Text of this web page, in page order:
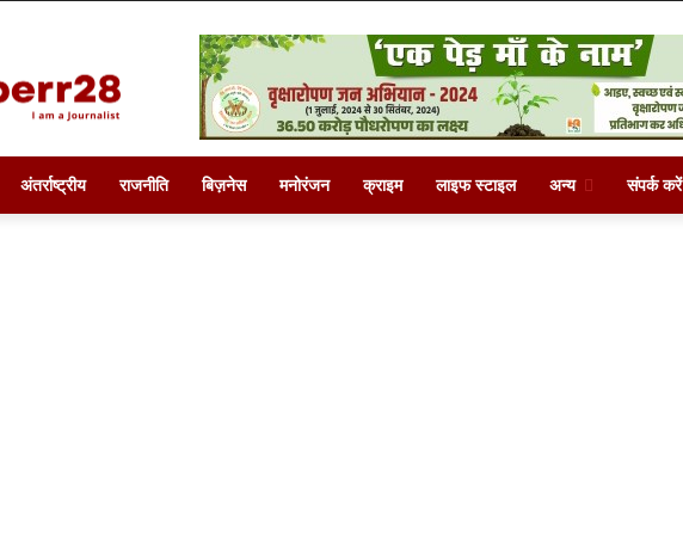
अंतर्राष्ट्रीय राजनीति बिज़नेस मनोरंजन क्राइम लाइफ स्टाइल अन्य संपर्क करें